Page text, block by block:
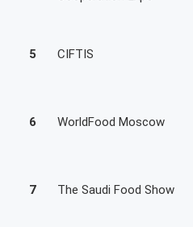
5 CIFTIS
6 WorldFood Moscow
7 The Saudi Food Show